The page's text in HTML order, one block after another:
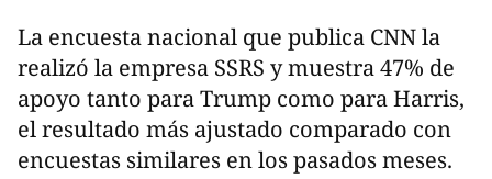
La encuesta nacional que publica CNN la
realizó la empresa SSRS y muestra 47% de
apoyo tanto para Trump como para Harris,
el resultado más ajustado comparado con
encuestas similares en los pasados meses.